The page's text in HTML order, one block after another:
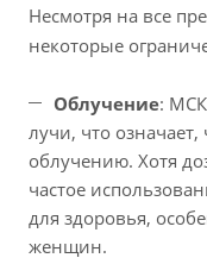
Несмотря на все
некоторые
Облучение:
лучи, что означает,
облучению. Хотя
частое
для здоровья,
женщин.